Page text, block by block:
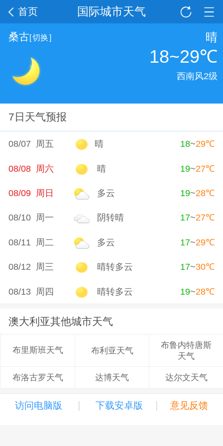
国际城市天气
首页
桑古[切换] 晴
18~29℃
西南风2级
7日天气预报
08/07 周五 晴 18~29℃
08/08 周六 晴 19~27℃
08/09 周日 多云 19~28℃
08/10 周一 阴转晴 17~27℃
08/11 周二 多云 17~29℃
08/12 周三 晴转多云 17~30℃
08/13 周四 晴转多云 19~28℃
澳大利亚其他城市天气
布里斯班天气 布利亚天气
布鲁内特唐斯
天气
布洛古罗天气 达博天气 达尔文天气
访问电脑版 | 下载安卓版 | 意见反馈